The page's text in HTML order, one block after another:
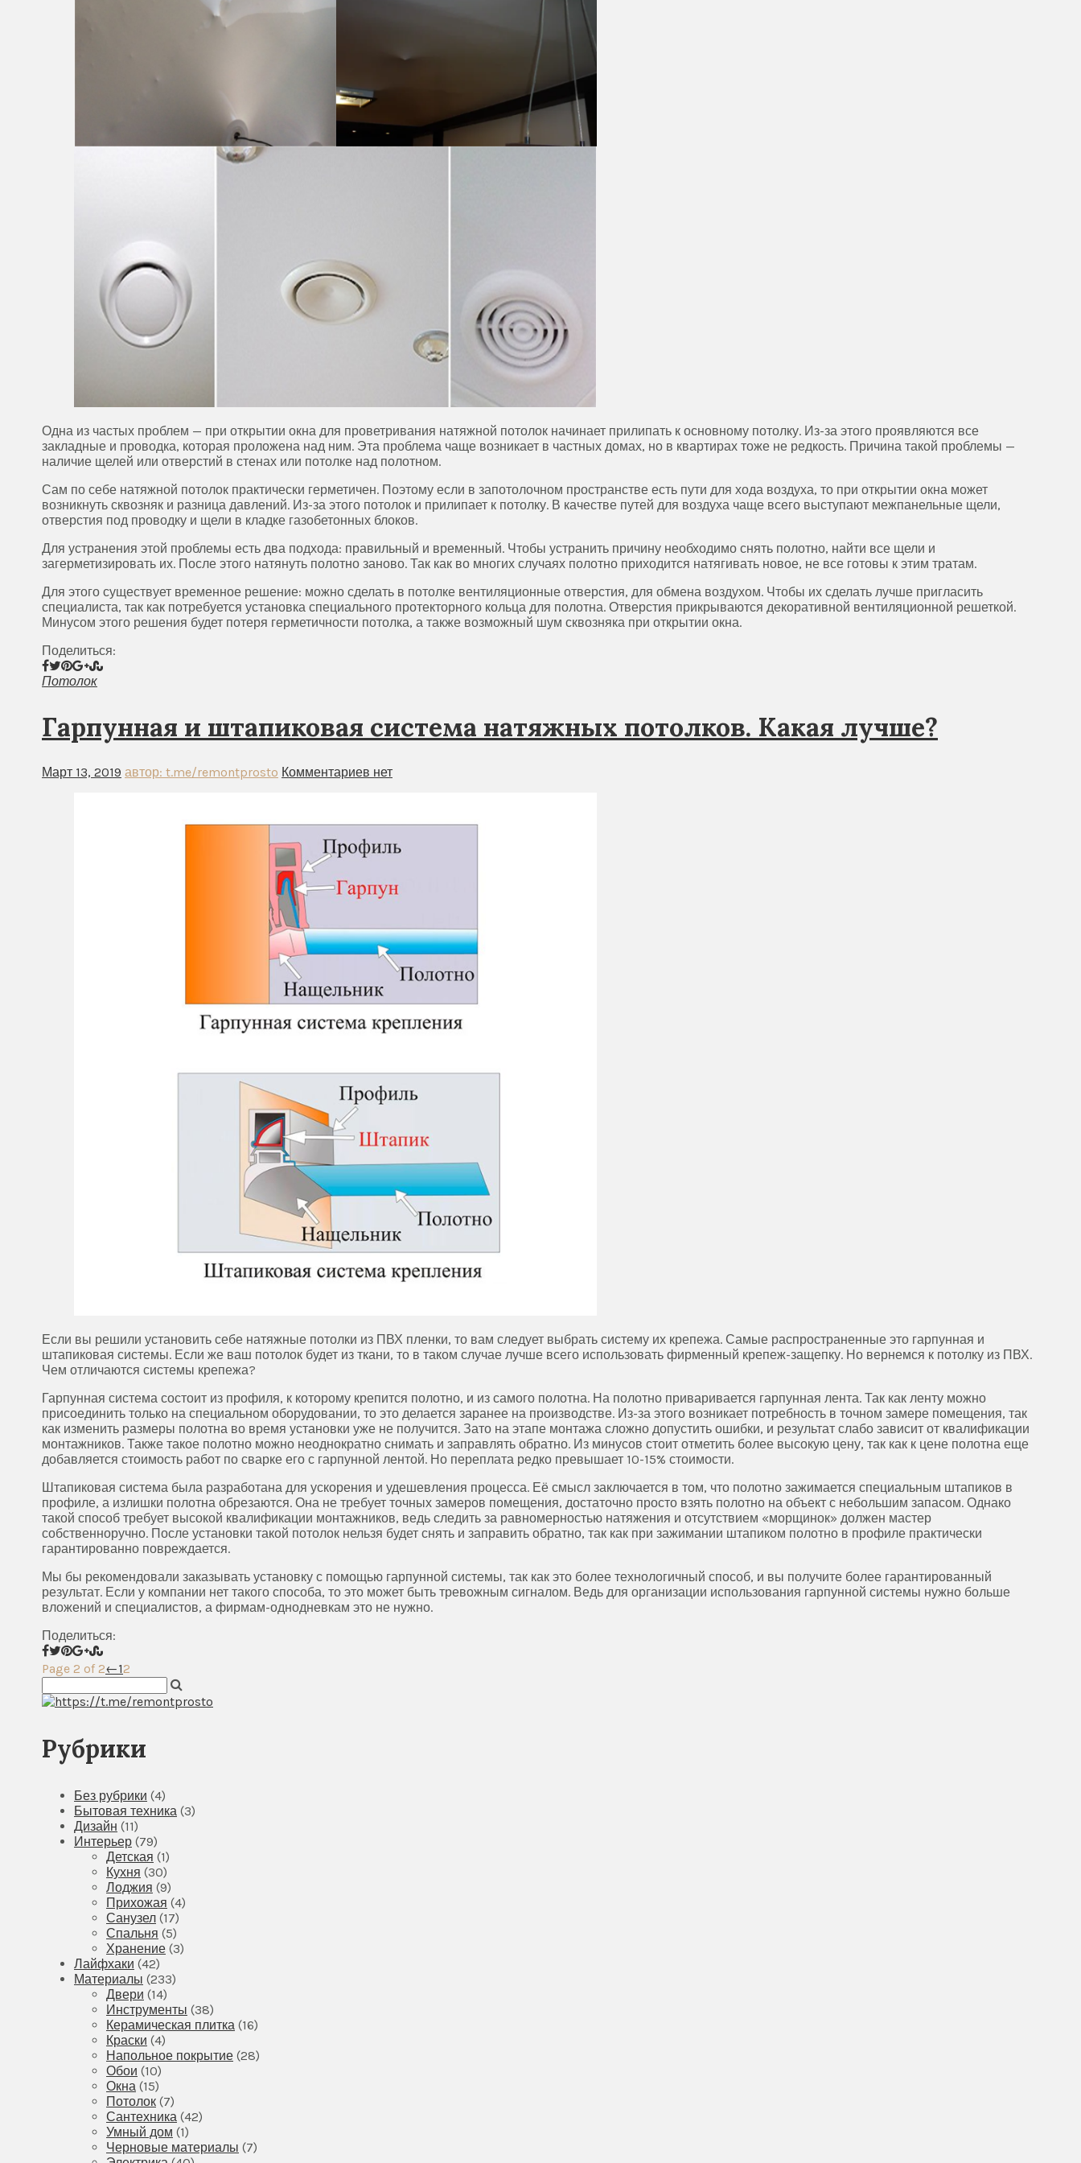
Одна из частых проблем — при открытии окна для проветривания натяжной потолок начинает прилипать к основному потолку. Из-за этого проявляются все
закладные и проводка, которая проложена над ним. Эта проблема чаще возникает в частных домах, но в квартирах тоже не редкость. Причина такой проблемы —
наличие щелей или отверстий в стенах или потолке над полотном.
Сам по себе натяжной потолок практически герметичен. Поэтому если в запотолочном пространстве есть пути для хода воздуха, то при открытии окна может
возникнуть сквозняк и разница давлений. Из-за этого потолок и прилипает к потолку. В качестве путей для воздуха чаще всего выступают межпанельные щели,
отверстия под проводку и щели в кладке газобетонных блоков.
Для устранения этой проблемы есть два подхода: правильный и временный. Чтобы устранить причину необходимо снять полотно, найти все щели и
загерметизировать их. После этого натянуть полотно заново. Так как во многих случаях полотно приходится натягивать новое, не все готовы к этим тратам.
Для этого существует временное решение: можно сделать в потолке вентиляционные отверстия, для обмена воздухом. Чтобы их сделать лучше пригласить
специалиста, так как потребуется установка специального протекторного кольца для полотна. Отверстия прикрываются декоративной вентиляционной решеткой.
Минусом этого решения будет потеря герметичности потолка, а также возможный шум сквозняка при открытии окна.
Поделиться:
Потолок
Гарпунная и штапиковая система натяжных потолков. Какая лучше?
Март 13, 2019 автор: t.me/remontprosto Комментариев нет
Если вы решили установить себе натяжные потолки из ПВХ пленки, то вам следует выбрать систему их крепежа. Самые распространенные это гарпунная и
штапиковая системы. Если же ваш потолок будет из ткани, то в таком случае лучше всего использовать фирменный крепеж-защепку. Но вернемся к потолку из ПВХ.
Чем отличаются системы крепежа?
Гарпунная система состоит из профиля, к которому крепится полотно, и из самого полотна. На полотно приваривается гарпунная лента. Так как ленту можно
присоединить только на специальном оборудовании, то это делается заранее на производстве. Из-за этого возникает потребность в точном замере помещения, так
как изменить размеры полотна во время установки уже не получится. Зато на этапе монтажа сложно допустить ошибки, и результат слабо зависит от квалификации
монтажников. Также такое полотно можно неоднократно снимать и заправлять обратно. Из минусов стоит отметить более высокую цену, так как к цене полотна еще
добавляется стоимость работ по сварке его с гарпунной лентой. Но переплата редко превышает 10-15% стоимости.
Штапиковая система была разработана для ускорения и удешевления процесса. Её смысл заключается в том, что полотно зажимается специальным штапиков в
профиле, а излишки полотна обрезаются. Она не требует точных замеров помещения, достаточно просто взять полотно на объект с небольшим запасом. Однако
такой способ требует высокой квалификации монтажников, ведь следить за равномерностью натяжения и отсутствием «морщинок» должен мастер
собственноручно. После установки такой потолок нельзя будет снять и заправить обратно, так как при зажимании штапиком полотно в профиле практически
гарантированно повреждается.
Мы бы рекомендовали заказывать установку с помощью гарпунной системы, так как это более технологичный способ, и вы получите более гарантированный
результат. Если у компании нет такого способа, то это может быть тревожным сигналом. Ведь для организации использования гарпунной системы нужно больше
вложений и специалистов, а фирмам-однодневкам это не нужно.
Поделиться:
Page 2 of 2←12
Рубрики
Без рубрики (4)
Бытовая техника (3)
Дизайн (11)
Интерьер (79)
Детская (1)
Кухня (30)
Лоджия (9)
Прихожая (4)
Санузел (17)
Спальня (5)
Хранение (3)
Лайфхаки (42)
Материалы (233)
Двери (14)
Инструменты (38)
Керамическая плитка (16)
Краски (4)
Напольное покрытие (28)
Обои (10)
Окна (15)
Потолок (7)
Сантехника (42)
Умный дом (1)
Черновые материалы (7)